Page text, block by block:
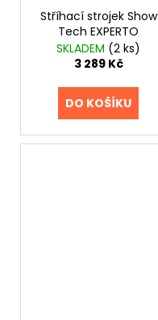
Stříhací strojek Show
Tech EXPERTO
SKLADEM (2 ks)
3 289 Kč
DO KOŠÍKU